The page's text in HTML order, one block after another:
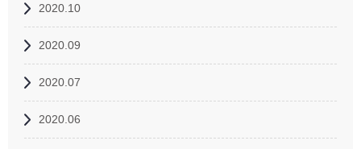
2020.10
2020.09
2020.07
2020.06